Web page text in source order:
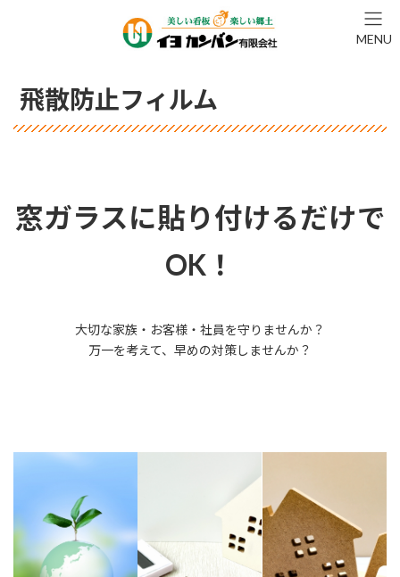
飛散防止フィルム
窓ガラスに貼り付けるだけで
OK！
大切な家族・お客様・社員を守りませんか？
万一を考えて、早めの対策しませんか？
MENU